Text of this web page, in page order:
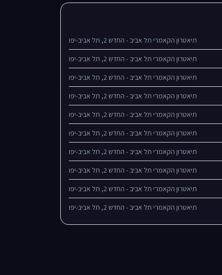
תיאטרון הקאמרי תל אביב - החדש 2, תל אביב-יפו
תיאטרון הקאמרי תל אביב - החדש 2, תל אביב-יפו
תיאטרון הקאמרי תל אביב - החדש 2, תל אביב-יפו
תיאטרון הקאמרי תל אביב - החדש 2, תל אביב-יפו
תיאטרון הקאמרי תל אביב - החדש 2, תל אביב-יפו
תיאטרון הקאמרי תל אביב - החדש 2, תל אביב-יפו
תיאטרון הקאמרי תל אביב - החדש 2, תל אביב-יפו
תיאטרון הקאמרי תל אביב - החדש 2, תל אביב-יפו
תיאטרון הקאמרי תל אביב - החדש 2, תל אביב-יפו
תיאטרון הקאמרי תל אביב - החדש 2, תל אביב-יפו